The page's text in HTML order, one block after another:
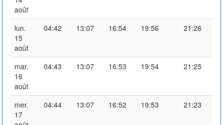
août
lun.
15
août
04:42 13:07 16:54 19:56 21:26
mar.
16
août
04:43 13:07 16:53 19:54 21:25
mer.
17
04:44 13:07 16:52 19:53 21:23